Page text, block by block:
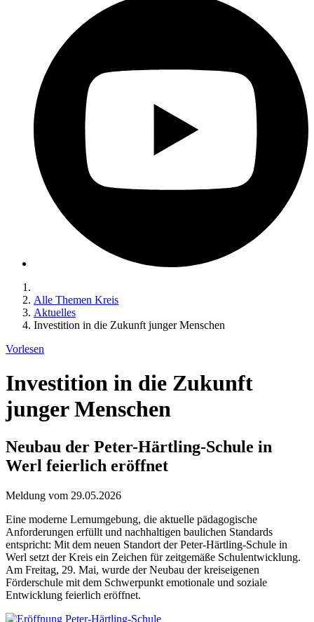
Alle Themen Kreis
Aktuelles
Investition in die Zukunft junger Menschen
Vorlesen
Investition in die Zukunft
junger Menschen
Neubau der Peter-Härtling-Schule in
Werl feierlich eröffnet
Meldung vom 29.05.2026
Eine moderne Lernumgebung, die aktuelle pädagogische
Anforderungen erfüllt und nachhaltigen baulichen Standards
entspricht: Mit dem neuen Standort der Peter-Härtling-Schule in
Werl setzt der Kreis ein Zeichen für zeitgemäße Schulentwicklung.
Am Freitag, 29. Mai, wurde der Neubau der kreiseigenen
Förderschule mit dem Schwerpunkt emotionale und soziale
Entwicklung feierlich eröffnet.